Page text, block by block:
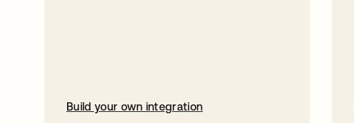
Build your own integration